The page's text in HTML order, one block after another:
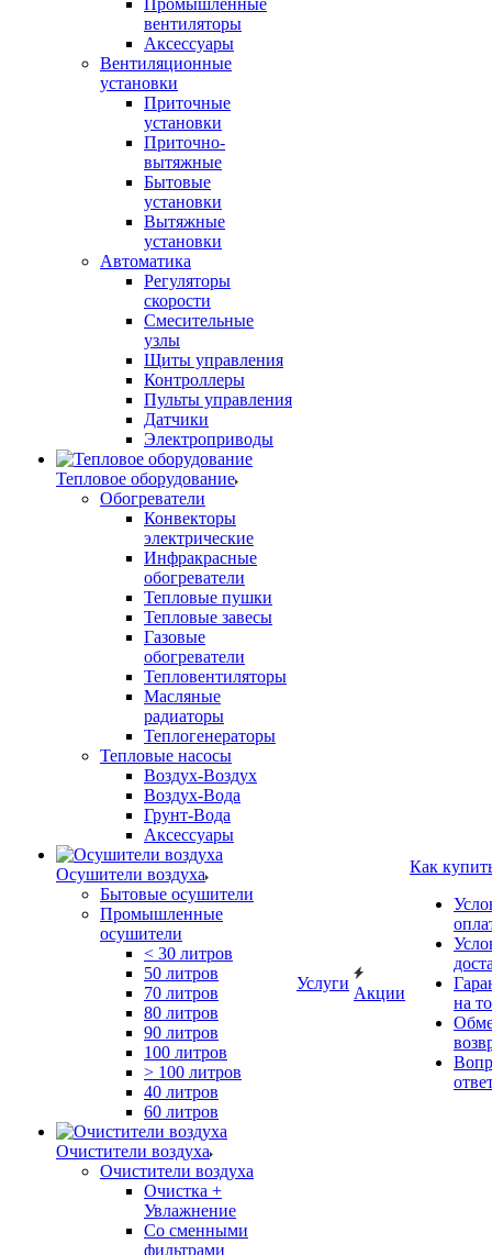
Промышленные
вентиляторы
Аксессуары
Вентиляционные
установки
Приточные
установки
Приточно-
вытяжные
Бытовые
установки
Вытяжные
установки
Автоматика
Регуляторы
скорости
Смесительные
узлы
Щиты управления
Контроллеры
Пульты управления
Датчики
Электроприводы
Тепловое оборудование
Обогреватели
Конвекторы
электрические
Инфракрасные
обогреватели
Тепловые пушки
Тепловые завесы
Газовые
обогреватели
Тепловентиляторы
Масляные
радиаторы
Теплогенераторы
Тепловые насосы
Воздух-Воздух
Воздух-Вода
Грунт-Вода
Аксессуары
Осушители воздуха
Бытовые осушители
Промышленные
осушители
< 30 литров
50 литров
70 литров
80 литров
90 литров
100 литров
> 100 литров
40 литров
60 литров
Очистители воздуха
Очистители воздуха
Очистка +
Увлажнение
Cо сменными
фильтрами
Услуги
Акции
Как
на